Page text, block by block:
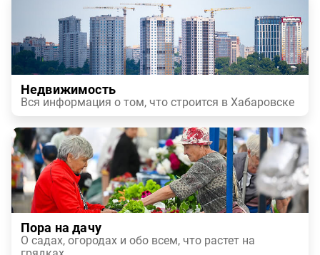
Недвижимость
Вся информация о том, что строится в Хабаровске
Пора на дачу
О садах, огородах и обо всем, что растет на